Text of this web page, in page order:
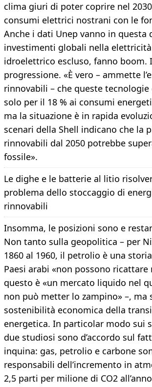
clima giuri di poter coprire nel
consumi elettrici nostrani con le
Anche i dati Unep vanno in questa
investimenti globali nella
idroelettrico escluso, fanno boom.
progressione. «È vero – ammette
rinnovabili – che queste
solo per il 18 % ai consumi
ma la situazione è in rapida
scenari della Shell indicano che la
rinnovabili dal 2050 potrebbe
fossile».
Le dighe e le batterie al litio
problema dello stoccaggio di
rinnovabili
Insomma, le posizioni sono e
Non tanto sulla geopolitica – per
1860 al 1960, il petrolio è una
Paesi arabi «non possono ricattare
questo è «un mercato liquido nel
non può metter lo zampino» –, ma
sostenibilità economica della
energetica. In particolar modo sui
due studiosi sono d’accordo sul
inquina: gas, petrolio e carbone
responsabili dell’incremento in
2,5 parti per milione di CO2